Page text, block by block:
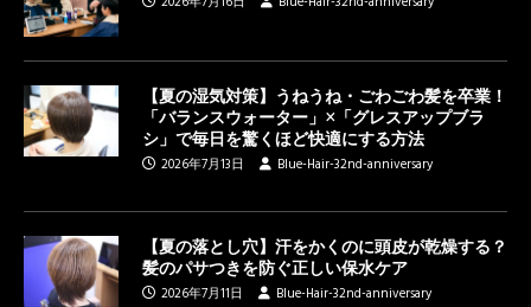
【夏の湿気対策】うねうね・ごわごわ髪を卒業！
「バランスウォーター」×「グレスアップブラ
シ」で毎日を驚くほど快適にする方法
2026年7月13日
Blue-Hair-32nd-anniversary
【夏の落とし穴】汗をかくのに頭皮が乾燥する？
髪のパサつきを防ぐ正しい保水ケア
2026年7月11日
Blue-Hair-32nd-anniversary